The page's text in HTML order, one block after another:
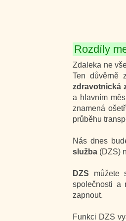
Rozdíly
Zdaleka ne
Ten důvěrně
zdravotnická
a hlavním
znamená
průběhu
Nás dnes
služba (DZS)
DZS můžete
společnosti a
zapnout.
Funkci DZS